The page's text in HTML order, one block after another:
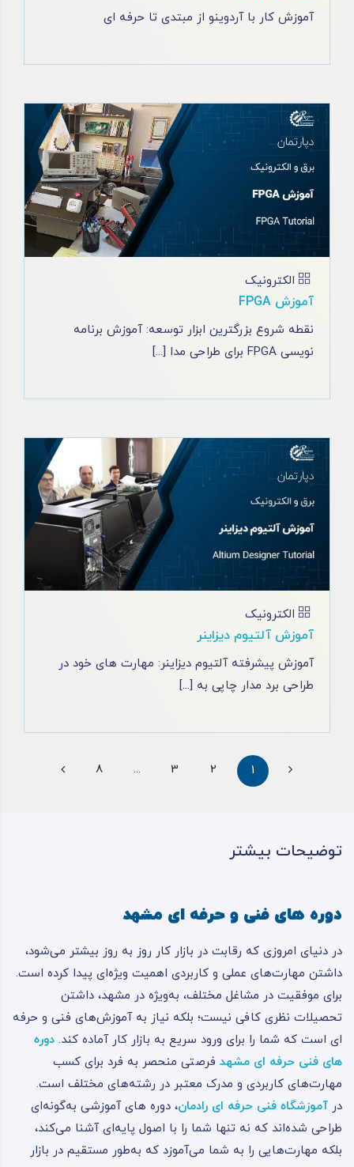
آموزش کار با آردوینو از مبتدی تا حرفه ‌ای
الکترونیک
آموزش FPGA
نقطه شروع بزرگترین ابزار توسعه: آموزش برنامه
نویسی FPGA برای طراحی مدا [...]
الکترونیک
آموزش آلتیوم دیزاینر
آموزش پیشرفته آلتیوم دیزاینر: مهارت ‌های خود در
طراحی برد مدار چاپی به [...]
1
2
3
...
8
توضیحات بیشتر
دوره های فنی و حرفه ای مشهد
در دنیای امروزی که رقابت در بازار کار روز به روز بیشتر می‌شود،
داشتن مهارت‌های عملی و کاربردی اهمیت ویژه‌ای پیدا کرده است.
برای موفقیت در مشاغل مختلف، به‌ویژه در مشهد، داشتن
تحصیلات نظری کافی نیست؛ بلکه نیاز به آموزش‌های فنی و حرفه
ای است که شما را برای ورود سریع به بازار کار آماده کند. دوره
های فنی حرفه ای مشهد فرصتی منحصر به فرد برای کسب
مهارت‌های کاربردی و مدرک معتبر در رشته‌های مختلف است.
در آموزشگاه فنی حرفه ای رادمان، دوره های آموزشی به‌گونه‌ای
طراحی شده‌اند که نه تنها شما را با اصول پایه‌ای آشنا می‌کند،
بلکه مهارت‌هایی را به شما می‌آموزد که به‌طور مستقیم در بازار